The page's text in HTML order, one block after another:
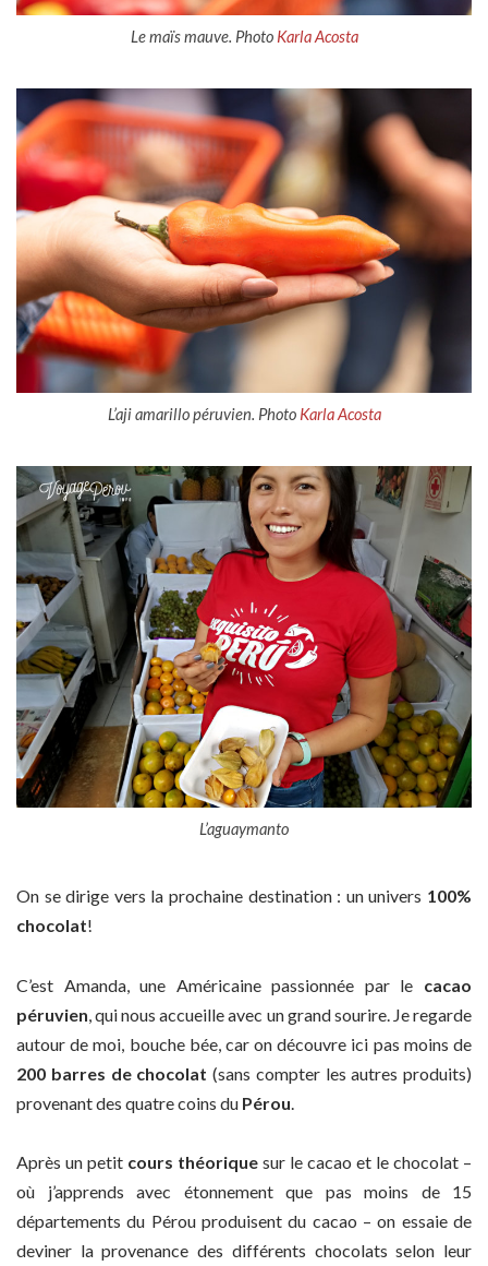
Le maïs mauve. Photo Karla Acosta
L’aji amarillo péruvien. Photo Karla Acosta
L’aguaymanto
On se dirige vers la prochaine destination : un univers 100%
chocolat!
C’est Amanda, une Américaine passionnée par le cacao
péruvien , qui nous accueille avec un grand sourire. Je regarde
autour de moi, bouche bée, car on découvre ici pas moins de
200 barres de chocolat (sans compter les autres produits)
provenant des quatre coins du Pérou
Après un petit cours théorique sur le cacao et le chocolat –
où j’apprends avec étonnement que pas moins de 15
départements du Pérou produisent du cacao – on essaie de
deviner la provenance des différents chocolats selon leur